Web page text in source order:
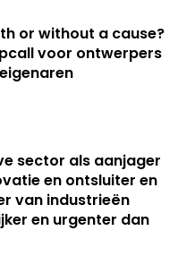
or without a cause?
voor ontwerpers
sector als aanjager
en ontsluiter en
van industrieën
en urgenter dan